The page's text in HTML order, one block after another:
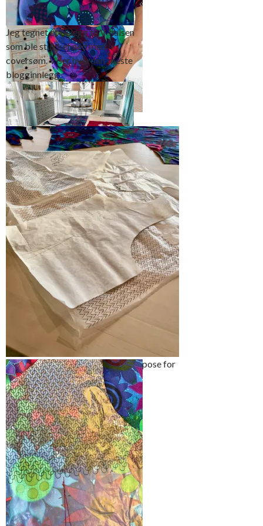
Ermene er min absolutte nye
favoritt. Det fine wienerlegget et
godt alternativ for kraftige
overarmer
Jeg tegnet et belegg til V-halsen
som ble stukket ned med
coversøm. Viser hvordan i neste
blogginnlegg
Under normale omstendligheter
ville jeg legge mønsterdelene
som vist på bildet. Se hvordan
forstykket ligger til fold
Det er viktig å se hvilket mønster
som ligger skjult på den andre siden
Jeg brukte en gjennomsiktlig stor pose for
å tegne av forstykket
Husk å tegne inn innsnitt